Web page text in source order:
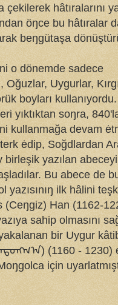
hâtıralarını
öŋce bu hâtıralar
beŋgütaşa
o dönemde sadece
Uygurlar,
boyları
yıktıktan soŋra,
kullanmağa devam
ėdip, Soğdlardan
yazılan abeceyi
Bu abece de
yazısınıŋ ilk hâlini
(Ceŋgiz) Han (1162-
sahip olmasını
bir Uygur
(1160 - 1230)
için